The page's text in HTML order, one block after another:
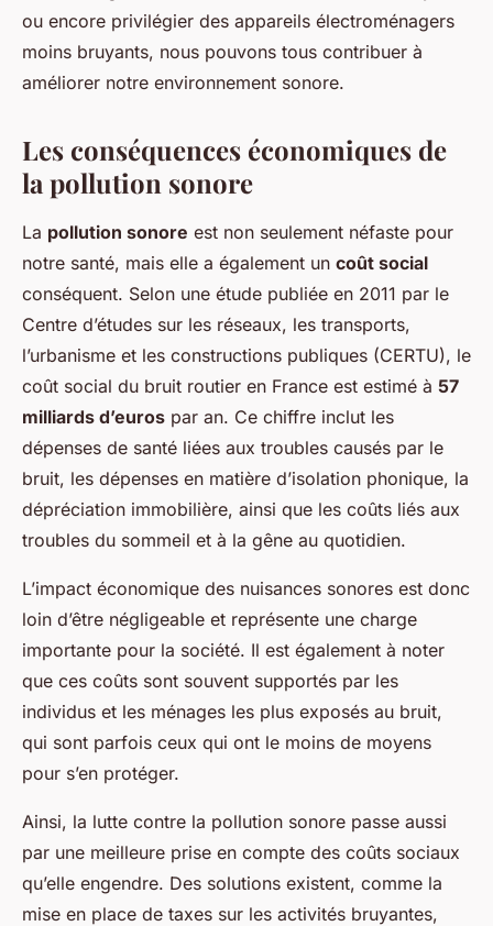
ou encore privilégier des appareils électroménagers
moins bruyants, nous pouvons tous contribuer à
améliorer notre environnement sonore.
Les conséquences économiques de
la pollution sonore
La pollution sonore est non seulement néfaste pour
notre santé, mais elle a également un coût social
conséquent. Selon une étude publiée en 2011 par le
Centre d’études sur les réseaux, les transports,
l’urbanisme et les constructions publiques (CERTU), le
coût social du bruit routier en France est estimé à 57
milliards d’euros par an. Ce chiffre inclut les
dépenses de santé liées aux troubles causés par le
bruit, les dépenses en matière d’isolation phonique, la
dépréciation immobilière, ainsi que les coûts liés aux
troubles du sommeil et à la gêne au quotidien.
L’impact économique des nuisances sonores est donc
loin d’être négligeable et représente une charge
importante pour la société. Il est également à noter
que ces coûts sont souvent supportés par les
individus et les ménages les plus exposés au bruit,
qui sont parfois ceux qui ont le moins de moyens
pour s’en protéger.
Ainsi, la lutte contre la pollution sonore passe aussi
par une meilleure prise en compte des coûts sociaux
qu’elle engendre. Des solutions existent, comme la
mise en place de taxes sur les activités bruyantes,